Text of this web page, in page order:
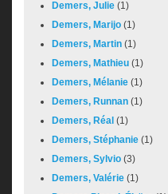
Demers, Julie (1)
Demers, Marijo (1)
Demers, Martin (1)
Demers, Mathieu (1)
Demers, Mélanie (1)
Demers, Runnan (1)
Demers, Réal (1)
Demers, Stéphanie (1)
Demers, Sylvio (3)
Demers, Valérie (1)